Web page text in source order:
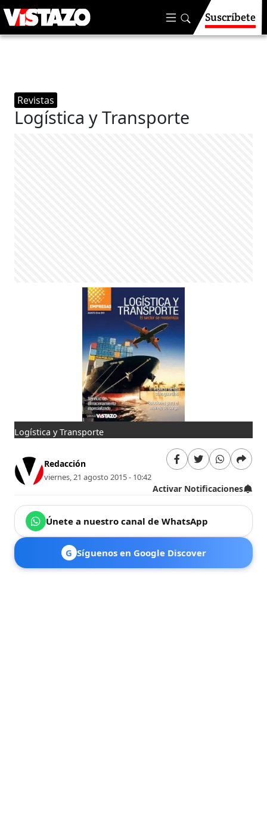
Suscríbete
Revistas
Logística y Transporte
Logística y Transporte
Redacción
viernes, 21 agosto 2015 - 10:42
Activar Notificaciones
Únete a nuestro canal de WhatsApp
G Síguenos en Google Discover